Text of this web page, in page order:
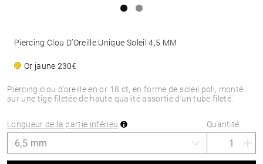
Piercing clou d’oreille en or 18 ct, en forme de soleil poli, monté
sur une tige filetée de haute qualité assortie d’un tube fileté.
Piercing Clou D’Oreille Unique Soleil 4,5 MM
Or jaune230€
Longueur de la partie inférieu Quantité